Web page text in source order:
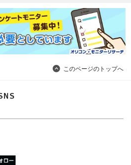
このページのトップへ